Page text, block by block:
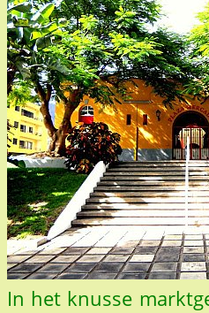
In het knusse